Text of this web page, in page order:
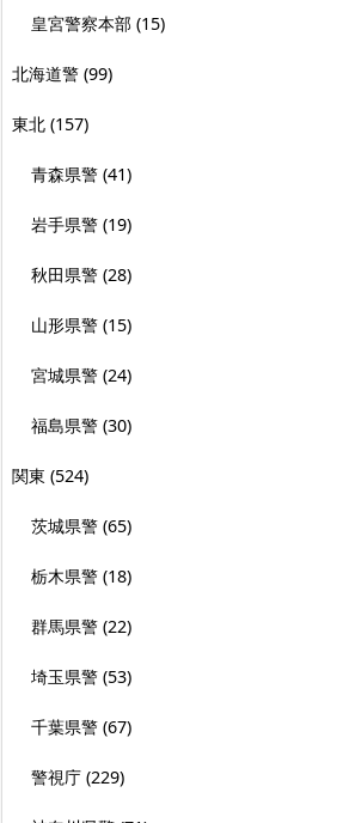
皇宮警察本部 (15)
北海道警 (99)
東北 (157)
青森県警 (41)
岩手県警 (19)
秋田県警 (28)
山形県警 (15)
宮城県警 (24)
福島県警 (30)
関東 (524)
茨城県警 (65)
栃木県警 (18)
群馬県警 (22)
埼玉県警 (53)
千葉県警 (67)
警視庁 (229)